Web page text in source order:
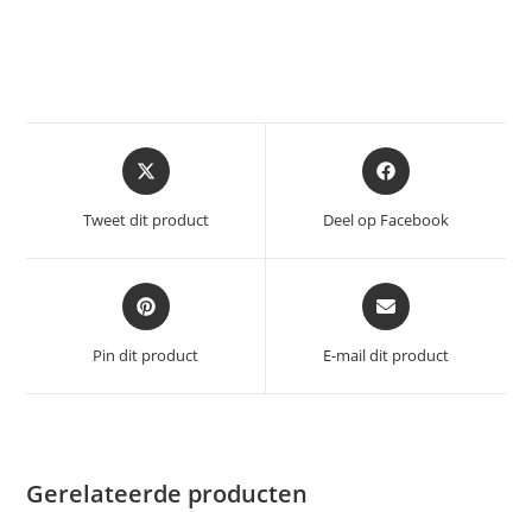
Opent
in
een
nieuw
Tweet dit product
Opent
in
nieuw
Deel op Facebook
Opent
in
een
nieuw
Pin dit product
Opent
in
een
nieuw
E-mail dit product
Gerelateerde producten